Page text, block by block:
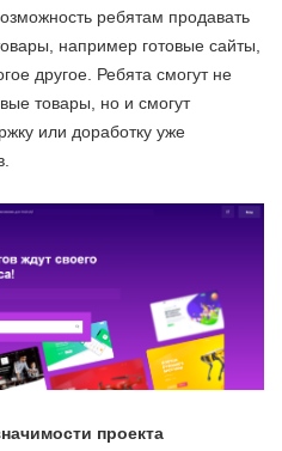
ребятам продавать
например готовые сайты,
другое. Ребята смогут не
товары, но и смогут
или доработку уже
проекта